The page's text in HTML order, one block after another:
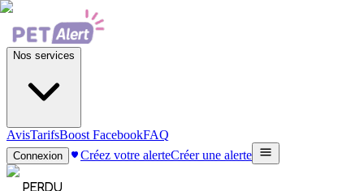
Nos services
AvisTarifsBoost FacebookFAQ
Connexion Créez votre alerteCréer une alerte
PERDU